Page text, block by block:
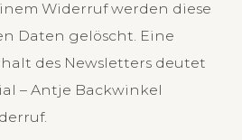
Widerruf werden diese
Daten gelöscht. Eine
des Newsletters deutet
– Antje Backwinkel